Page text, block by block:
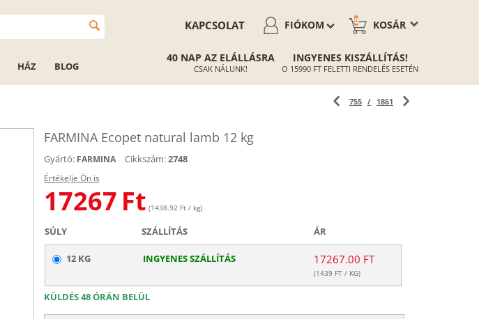
KOSÁR
0
FIÓKOM
KAPCSOLAT
HÁZ BLOG
40 NAP AZ ELÁLLÁSRA
CSAK NÁLUNK!
INGYENES KISZÁLLÍTÁS!
O 15990 FT FELETTI RENDELÉS ESETÉN
755 / 1861
FARMINA Ecopet natural lamb 12 kg
Gyártó: FARMINA Cikkszám:2748
Értékelje Ön is
17267 Ft (1438.92 Ft / kg)
SÚLY SZÁLLÍTÁS ÁR
12 KG INGYENES SZÁLLÍTÁS 17267.00 FT
(1439 FT / KG)
KÜLDÉS 48 ÓRÁN BELÜL